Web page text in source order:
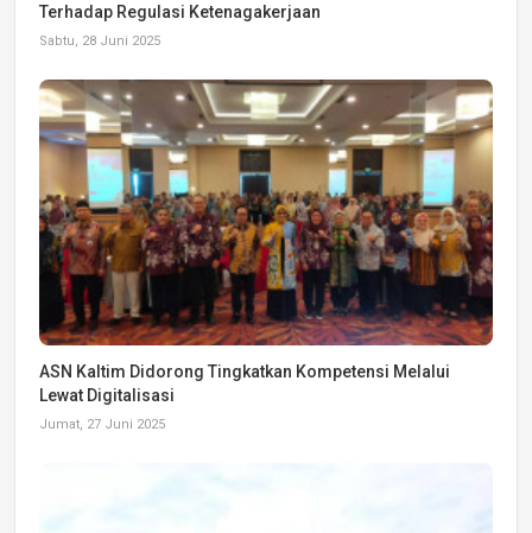
Terhadap Regulasi Ketenagakerjaan
Sabtu, 28 Juni 2025
ASN Kaltim Didorong Tingkatkan Kompetensi Melalui
Lewat Digitalisasi
Jumat, 27 Juni 2025